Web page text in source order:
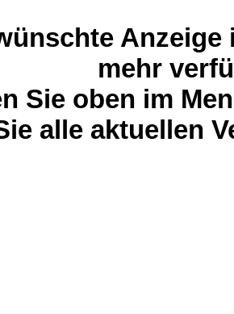
mehr
Sie oben im
alle aktuellen